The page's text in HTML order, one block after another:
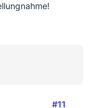
#11